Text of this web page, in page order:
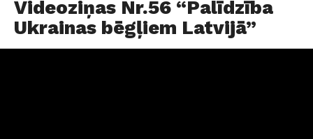
Videoziņas Nr.56 “Palīdzība
Ukrainas bēgļiem Latvijā”